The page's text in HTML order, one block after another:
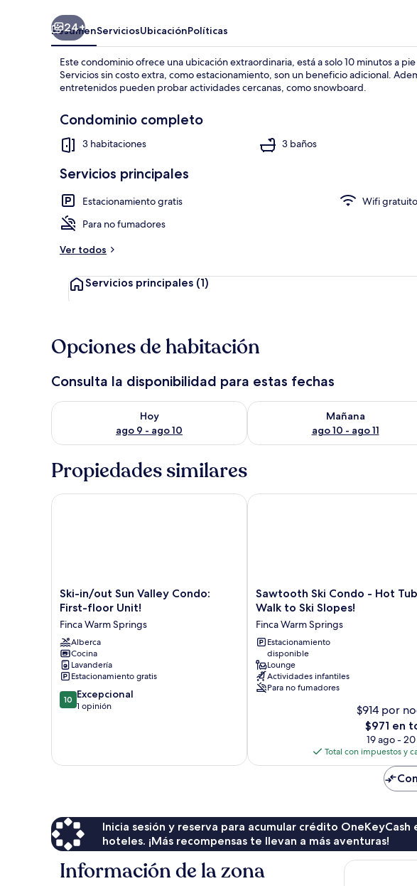
24+
ResumenServiciosUbicaciónPolíticas
Este condominio ofrece una ubicación extraordinaria, está a solo 10 minutos a
Servicios sin costo extra, como estacionamiento, son un beneficio adicional.
entretenidos pueden probar actividades cercanas, como snowboard.
Condominio completo
3 habitaciones 3 baños
Servicios principales
Estacionamiento gratis
Wifi gratuito
Para no fumadores
Ver todos
Servicios principales (1)
Opciones de habitación
Consulta la disponibilidad para estas fechas
Hoy
ago 9 - ago 10
Consulta la disponibilidad para hoy ago 9 - ago 10
Mañana
ago 10 - ago 11
Consulta la disponibilidad para
Propiedades similares
Ski-
in/out
Valley
Condo:
First-
floor
Unit!
Finca
Warm
Ski-in/out Sun Valley Condo:
First-floor Unit!
Finca Warm Springs
Alberca
Cocina
Lavandería
Estacionamiento gratis
10.0
de
10 Excepcional
1 opinión
Ski-in/out Sun Valley Condo: First-floor Unit!
Sawtooth
Ski
-
Hot
Tub
+
Walk
to
Sawtooth Ski Condo - Hot
Walk to Ski Slopes!
Finca Warm Springs
Estacionamiento
disponible
Lounge
Actividades infantiles
Para no fumadores
$914 por
El
precio
actual
es
$971 en
19 ago -
Total con impuestos y
Sawtooth Ski Condo - Hot Tub +
Inicia sesión y reserva para acumular crédito OneKeyCash
hoteles. ¡Más recompensas te llevan a más aventuras!
Información de la zona